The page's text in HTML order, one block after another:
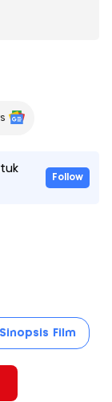
Follow
Sinopsis Film